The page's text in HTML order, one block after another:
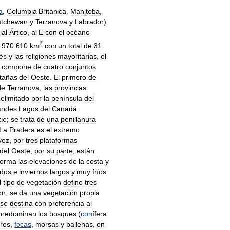
Columbia Británica Manitoba
y Terranova y Labrador)
Ártico al E con el océano
970 610 km2 con un total de 31
y las religiones mayoritarias el
compone de cuatro conjuntos
del Oeste El primero de
Terranova las provincias
por la península del
Lagos del Canadá
; se trata de una penillanura
La Pradera es el extremo
por tres plataformas
del Oeste por su parte están
las elevaciones de la costa y
e inviernos largos y muy fríos
tipo de vegetación define tres
se da una vegetación propia
se destina con preferencia al
los bosques (conífera
focas morsas y ballenas en